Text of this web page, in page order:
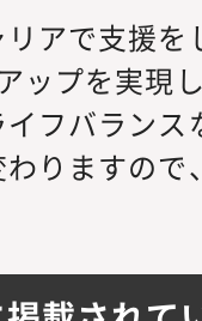
アで支援
ップを実現
フバラン
りますの